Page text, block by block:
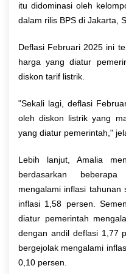
itu didominasi oleh
dalam rilis BPS di Jakarta,
Deflasi Februari 2025 ini
harga yang diatur
diskon tarif listrik.
"Sekali lagi, deflasi
oleh diskon listrik yang
yang diatur pemerintah,"
Lebih lanjut, Amalia
berdasarkan
mengalami inflasi
inflasi 1,58 persen.
diatur pemerintah
dengan andil deflasi 1,77
bergejolak mengalami
0,10 persen.